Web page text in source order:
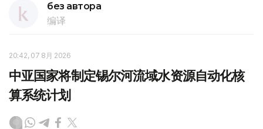
без автора
编译
20:42, 07 8月 2026
中亚国家将制定锡尔河流域水资源自动化核
算系统计划